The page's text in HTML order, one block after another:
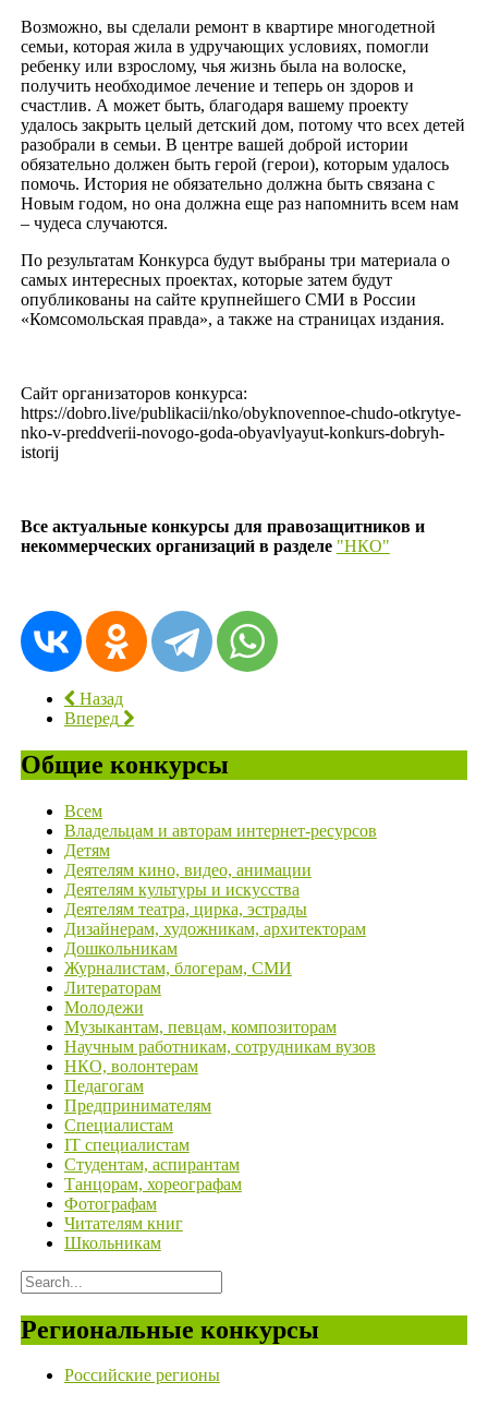
Возможно, вы сделали ремонт в квартире многодетной
семьи, которая жила в удручающих условиях, помогли
ребенку или взрослому, чья жизнь была на волоске,
получить необходимое лечение и теперь он здоров и
счастлив. А может быть, благодаря вашему проекту
удалось закрыть целый детский дом, потому что всех детей
разобрали в семьи. В центре вашей доброй истории
обязательно должен быть герой (герои), которым удалось
помочь. История не обязательно должна быть связана с
Новым годом, но она должна еще раз напомнить всем нам
– чудеса случаются.
По результатам Конкурса будут выбраны три материала о
самых интересных проектах, которые затем будут
опубликованы на сайте крупнейшего СМИ в России
«Комсомольская правда», а также на страницах издания.
Сайт организаторов конкурса:
https://dobro.live/publikacii/nko/obyknovennoe-chudo-otkrytye-
nko-v-preddverii-novogo-goda-obyavlyayut-konkurs-dobryh-
istorij
Все актуальные конкурсы для правозащитников и
некоммерческих организаций в разделе "НКО"
Назад
Вперед
Общие конкурсы
Всем
Владельцам и авторам интернет-ресурсов
Детям
Деятелям кино, видео, анимации
Деятелям культуры и искусства
Деятелям театра, цирка, эстрады
Дизайнерам, художникам, архитекторам
Дошкольникам
Журналистам, блогерам, СМИ
Литераторам
Молодежи
Музыкантам, певцам, композиторам
Научным работникам, сотрудникам вузов
НКО, волонтерам
Педагогам
Предпринимателям
Специалистам
IT специалистам
Студентам, аспирантам
Танцорам, хореографам
Фотографам
Читателям книг
Школьникам
Региональные конкурсы
Российские регионы